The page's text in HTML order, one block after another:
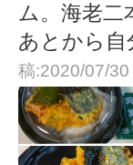
ム。海老二
あとから
稿:2020/07/